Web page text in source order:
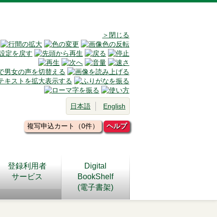
＞閉じる
日本語 English
複写申込カート（0件） ヘルプ
登録利用者
サービス
Digital
BookShelf
(電子書架)